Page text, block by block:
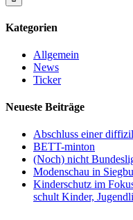
Kategorien
Allgemein
News
Ticker
Neueste Beiträge
Abschluss einer
BETT-minton
(Noch) nicht
Modenschau in
Kinderschutz im
schult Kinder,